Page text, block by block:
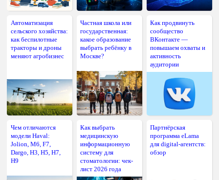
Автоматизация
сельского хозяйства:
как беспилотные
тракторы и дроны
меняют агробизнес
Частная школа или
государственная:
какое образование
выбрать ребёнку в
Москве?
Как продвинуть
сообщество
ВКонтакте —
повышаем охваты и
активность
аудитории
Чем отличаются
модели Haval:
Jolion, M6, F7,
Dargo, H3, H5, H7,
H9
Как выбрать
медицинскую
информационную
систему для
стоматологии: чек-
лист 2026 года
Партнёрская
программа eLama
для digital-агентств:
обзор